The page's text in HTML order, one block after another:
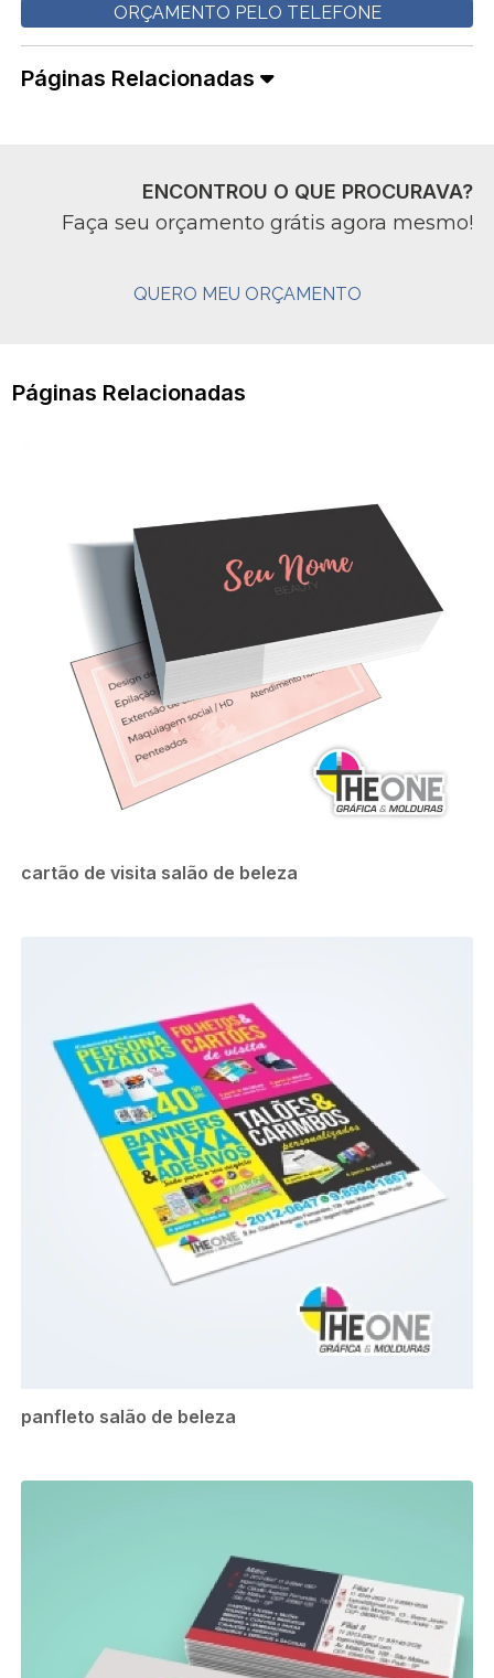
ORÇAMENTO PELO TELEFONE
Páginas Relacionadas
ENCONTROU O QUE PROCURAVA?
Faça seu orçamento grátis agora mesmo!
QUERO MEU ORÇAMENTO
Páginas Relacionadas
cartão de visita salão de beleza
panfleto salão de beleza